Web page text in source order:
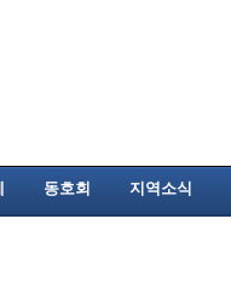
동호회 지역소식